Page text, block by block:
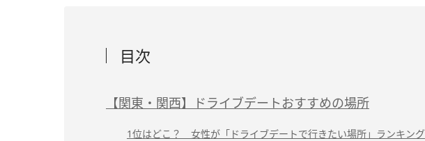
目次
【関東・関西】ドライブデートおすすめの場所
1位はどこ？ 女性が「ドライブデートで行きたい場所」ランキング